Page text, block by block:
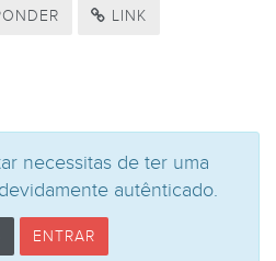
LINK
necessitas de ter uma
autênticado.
ENTRAR